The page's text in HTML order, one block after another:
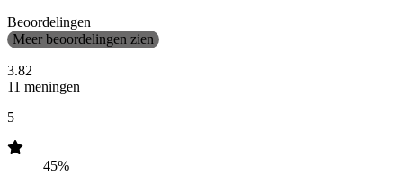
Beoordelingen
Meer beoordelingen zien
3.82
11 meningen
5
45%